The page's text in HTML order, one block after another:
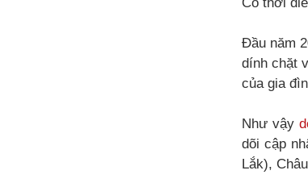
Đầu năm
dính chặt
của gia
Như vậy
dõi cập
Lắk),